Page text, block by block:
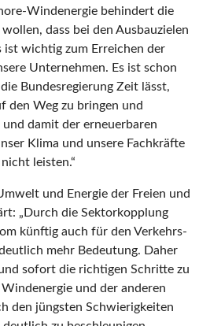
Windenergie behindert die
dass bei den Ausbauzielen
ist wichtig zum Erreichen der
Unternehmen. Es ist schon
Bundesregierung Zeit lässt,
den Weg zu bringen und
damit der erneuerbaren
Klima und unsere Fachkräfte
leisten.“
und Energie der Freien und
„Durch die Sektorkopplung
künftig auch für den Verkehrs-
mehr Bedeutung. Daher
sofort die richtigen Schritte zu
und der anderen
den jüngsten Schwierigkeiten